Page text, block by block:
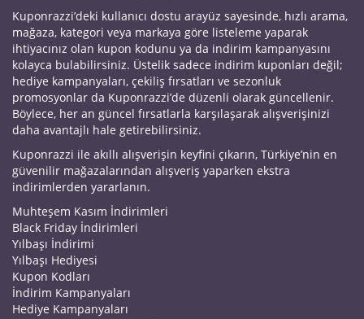
Kuponrazzi’deki kullanıcı dostu arayüz sayesinde, hızlı arama,
mağaza, kategori veya markaya göre listeleme yaparak
ihtiyacınız olan kupon kodunu ya da indirim kampanyasını
kolayca bulabilirsiniz. Üstelik sadece indirim kuponları değil;
hediye kampanyaları, çekiliş fırsatları ve sezonluk
promosyonlar da Kuponrazzi’de düzenli olarak güncellenir.
Böylece, her an güncel fırsatlarla karşılaşarak alışverişinizi
daha avantajlı hale getirebilirsiniz.
Kuponrazzi ile akıllı alışverişin keyfini çıkarın, Türkiye’nin en
güvenilir mağazalarından alışveriş yaparken ekstra
indirimlerden yararlanın.
Muhteşem Kasım İndirimleri
Black Friday İndirimleri
Yılbaşı İndirimi
Yılbaşı Hediyesi
Kupon Kodları
İndirim Kampanyaları
Hediye Kampanyaları